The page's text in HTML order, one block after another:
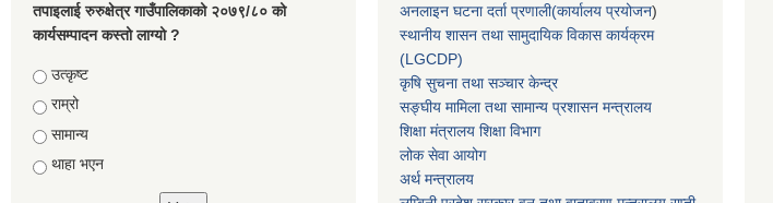
तपाइलाई रुरुक्षेत्र गाउँपालिकाको २०७९/८० को
कार्यसम्पादन कस्तो लाग्यो ?
Choices
उत्कृष्ट
राम्रो
सामान्य
थाहा भएन
अनलाइन घटना दर्ता प्रणाली(कार्यालय प्रयोजन)
स्थानीय शासन तथा सामुदायिक विकास कार्यक्रम
(LGCDP)
कृषि सुचना तथा सञ्चार केन्द्र
सङ्घीय मामिला तथा सामान्य प्रशासन मन्त्रालय
शिक्षा मंत्रालय शिक्षा विभाग
लोक सेवा आयोग
अर्थ मन्त्रालय